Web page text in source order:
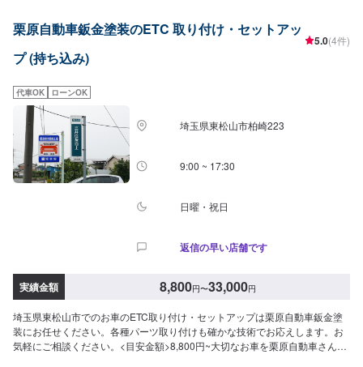
て】無料代車（無保険時）を24台ご用意しております。燃料代はお客さま負
担となりますので、ご了承ください。【営業時間・定休日】営業時間：
8:30〜17:30定休日：日・祝・第一、第三月曜日
栗原自動車鈑金塗装のETC 取り付け・セットアッ
プ (持ち込み)
5.0(4件)
代車OK ローンOK
埼玉県東松山市柏崎223
9:00 ~ 17:30
日曜・祝日
返信の早い店舗です
実績金額 8,800円〜33,000円
埼玉県東松山市でのお車のETC取り付け・セットアップは栗原自動車鈑金塗
装にお任せください。各種パーツ取り付けも確かな技術でお応えします。お
気軽にご相談ください。<目安金額>8,800円~大切なお車を栗原自動車さんへ